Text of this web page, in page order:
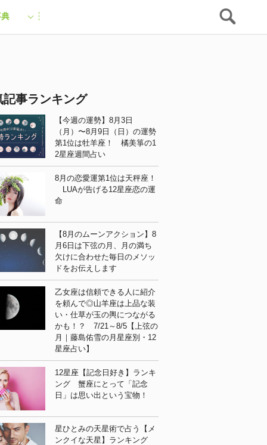
記事ランキング
【今週の運勢】8月3日
（月）〜8月9日（日）の運勢
第1位は牡羊座！ 橘美箏の1
2星座週間占い
8月の恋愛運第1位は天秤座！
LUAが告げる12星座恋の運
命
【8月のムーンアクション】8
月6日は下弦の月、月の満ち
欠けに合わせた毎日のメソッ
ドをお伝えします
乙女座は信頼できる人に紹介
を頼んで◎山羊座は上品な装
い・仕草が玉の輿につながる
かも！？ 7/21～8/5【上弦の
月｜藤島佑雪の月星座別・12
星座占い】
12星座【記念日好き】ランキ
ング 蟹座にとって「記念
日」は思い出という宝物！
星ひとみの天星術で占う【メ
ンクイな天星】ランキング